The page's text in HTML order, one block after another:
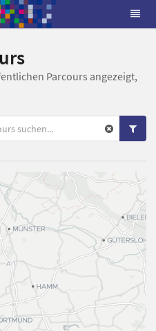
Parcours angezeigt,